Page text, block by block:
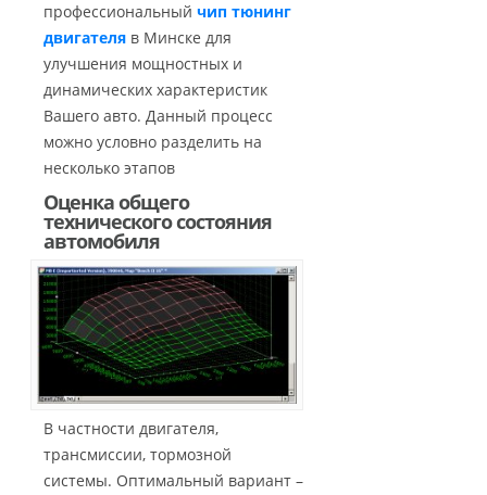
профессиональный чип тюнинг
двигателя в Минске для
улучшения мощностных и
динамических характеристик
Вашего авто. Данный процесс
можно условно разделить на
несколько этапов
Оценка общего
технического состояния
автомобиля
В частности двигателя,
трансмиссии, тормозной
системы. Оптимальный вариант –